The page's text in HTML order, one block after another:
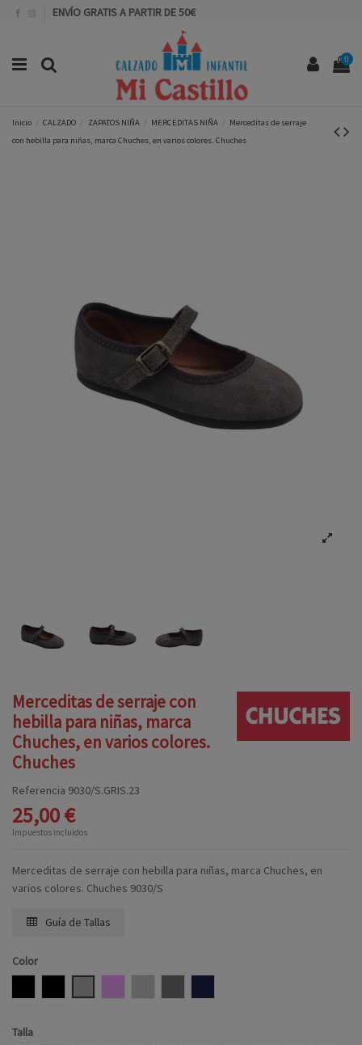
ENVÍO GRATIS A PARTIR DE 50€
0
Inicio CALZADO ZAPATOS NIÑA MERCEDITAS NIÑA
Merceditas de serraje
con hebilla para niñas, marca Chuches, en varios colores. Chuches
Merceditas de serraje con
hebilla para niñas, marca
Chuches, en varios colores.
Chuches
Referencia 9030/S.GRIS.23
25,00 €
Impuestos incluidos
Merceditas de serraje con hebilla para niñas, marca Chuches, en
varios colores. Chuches 9030/S
Guía de Tallas
Color
Talla